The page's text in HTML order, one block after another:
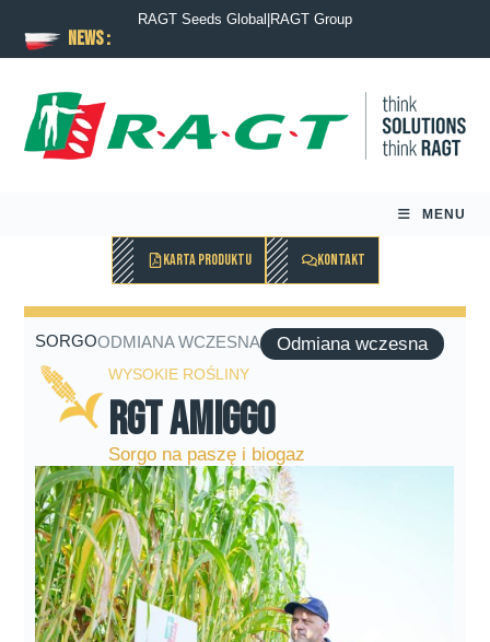
News :
RAGT Seeds Global RAGT Group
MENU
KARTA PRODUKTU KONTAKT
SORGOODMIANA WCZESNA Odmiana wczesna
WYSOKIE ROŚLINY
RGT Amiggo
Sorgo na paszę i biogaz